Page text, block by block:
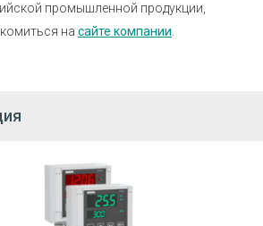
промышленной продукции,
на сайте компании